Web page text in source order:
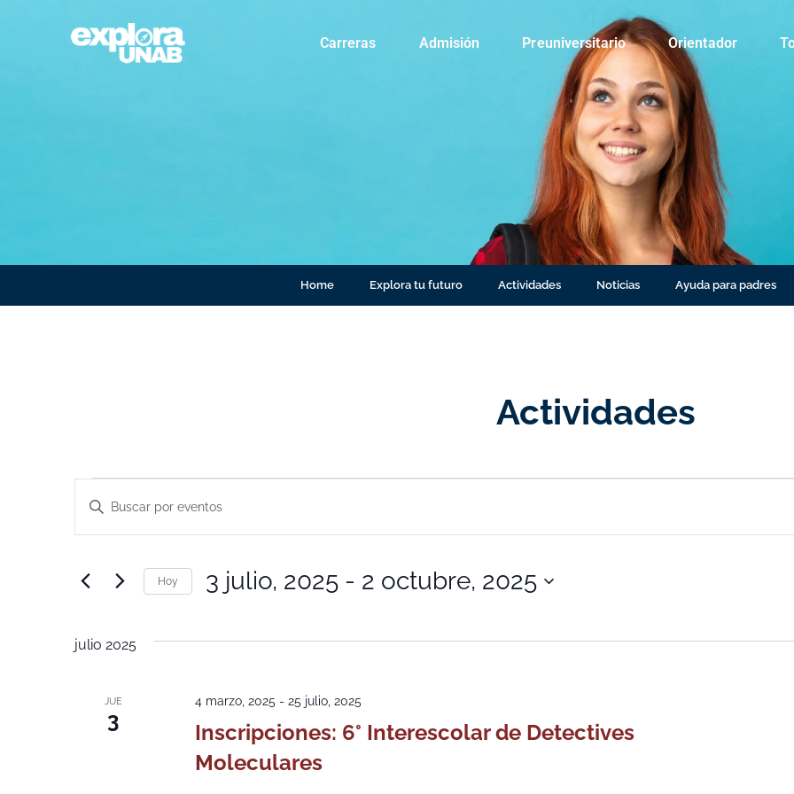
Carreras Admisión Preuniversitario Orientador
Home Explora tu futuro Actividades Noticias Ayuda para padres
Actividades
Navegación
de
búsqueda
y
vistas
Eventos
Introduce
clave.
para
Hoy 3 julio, 2025 - 2 octubre, 2025
julio 2025
JUE
3
Inscripciones: 6° Interescolar de Detectives
Moleculares
4 marzo, 2025 - 25 julio, 2025